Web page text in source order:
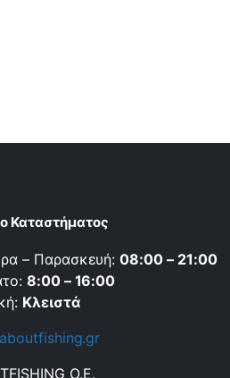
Καταστήματος
– Παρασκευή:08:00 – 21:00
8:00 – 16:00
Κλειστά
Ο.Ε.